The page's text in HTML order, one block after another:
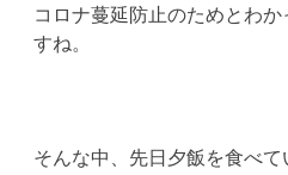
コロナ蔓延防止のためとわ
すね。
そんな中、先日夕飯を食べて